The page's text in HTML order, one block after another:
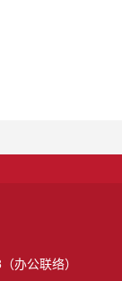
办公联络）